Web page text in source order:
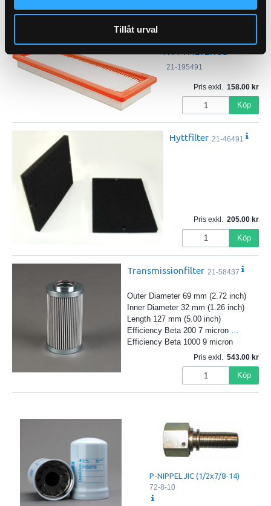
Tillåt urval
21-195491
Pris exkl. 158.00
Köp
Hyttfilter 21-46491
Pris exkl. 205.00
Köp
Transmissionfilter 21-58437
Outer Diameter 69 mm (2.72 inch)
Inner Diameter 32 mm (1.26 inch)
Length 127 mm (5.00 inch)
Efficiency Beta 200 7 micron …
Efficiency Beta 1000 9 micron
Pris exkl. 543.00
Köp
P-NIPPEL JIC (1/2x7/8-14)
72-8-10